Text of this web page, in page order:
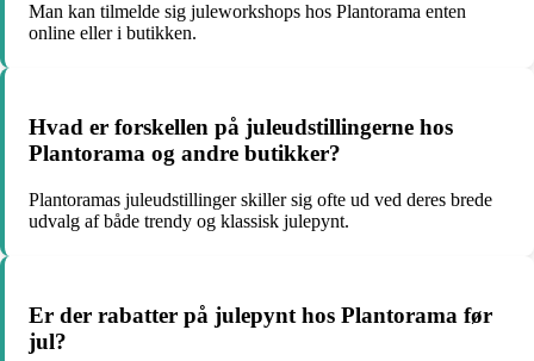
Man kan tilmelde sig juleworkshops hos Plantorama enten
online eller i butikken.
Hvad er forskellen på juleudstillingerne hos
Plantorama og andre butikker?
Plantoramas juleudstillinger skiller sig ofte ud ved deres brede
udvalg af både trendy og klassisk julepynt.
Er der rabatter på julepynt hos Plantorama før
jul?